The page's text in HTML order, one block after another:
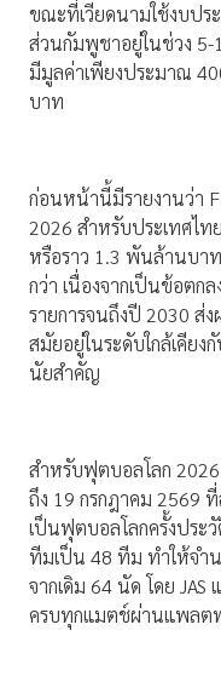
ขณะที่เวียดนามใช้งบป
ส่วนกัมพูชาอยู่ในช่วง 5-
มีมูลค่าเพียงประมาณ
บาท
ก่อนหน้านี้มีรายงานว่า
2026 สำหรับประเทศไ
หรือราว 1.3 พันล้านบา
กว่า เนื่องจากเป็นข้อตก
รายการจนถึงปี 2030 ส่
สมัยอยู่ในระดับใกล้เคียง
นัยสำคัญ
สำหรับฟุตบอลโลก
ถึง 19 กรกฎาคม 2569
เป็นฟุตบอลโลกครั้งประ
ทีมเป็น 48 ทีม ทำให้จ
จากเดิม 64 นัด โดย
ครบทุกแมตช์ผ่านแพลต